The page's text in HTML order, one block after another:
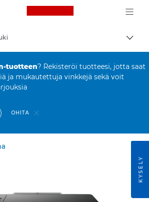
Canon Logo, back
tuotteen? Rekisteröi tuotteesi, jotta saat
ja mukautettuja vinkkejä sekä voit
OHITA
KYSELY